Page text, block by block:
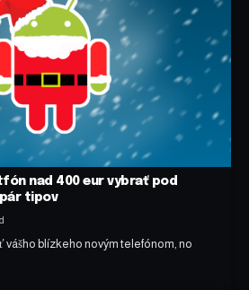
nad 400 eur vybrať pod
tipov
vášho blízkeho novým telefónom, no